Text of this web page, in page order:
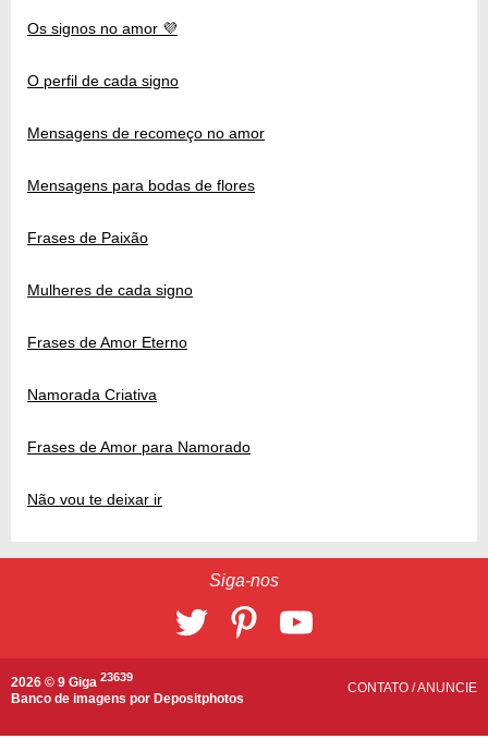
Os signos no amor 💜
O perfil de cada signo
Mensagens de recomeço no amor
Mensagens para bodas de flores
Frases de Paixão
Mulheres de cada signo
Frases de Amor Eterno
Namorada Criativa
Frases de Amor para Namorado
Não vou te deixar ir
Siga-nos
2026 © 9 Giga 23639
Banco de imagens por Depositphotos
CONTATO /ANUNCIE